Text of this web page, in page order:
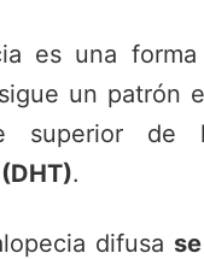
es una
un patrón
superior
.
difusa